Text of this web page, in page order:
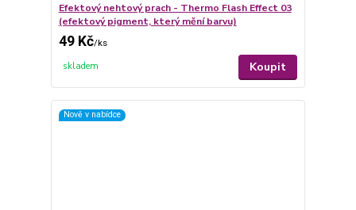
Efektový nehtový prach - Thermo Flash Effect 03
(efektový pigment, který mění barvu)
49 Kč/ks
skladem Koupit
Nově v nabídce